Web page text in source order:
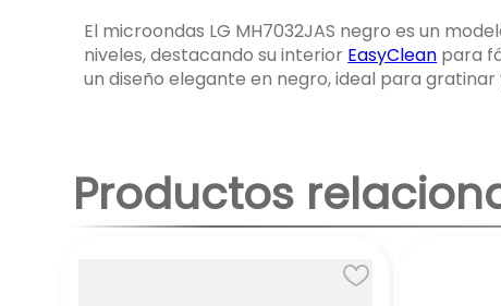
El microondas LG MH7032JAS negro es un
niveles, destacando su interior EasyClean para
un diseño elegante en negro, ideal para
Productos